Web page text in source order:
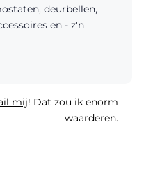
deurbellen,
en - z'n
mij! Dat zou ik enorm
waarderen.